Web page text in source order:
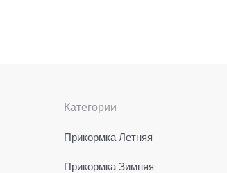
Категории
Прикормка Летняя
Прикормка Зимняя